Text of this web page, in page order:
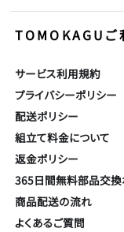
ル
ア
ス
を
入
力
し
て
TOMOKAGUご
サービス利用規約
プライバシーポリシー
配送ポリシー
組立て料金について
返金ポリシー
365日間無料部品交換
商品配送の流れ
よくあるご質問